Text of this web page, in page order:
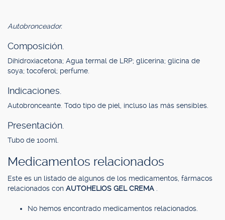
Autobronceador.
Composición.
Dihidroxiacetona; Agua termal de LRP; glicerina; glicina de
soya; tocoferol; perfume.
Indicaciones.
Autobronceante. Todo tipo de piel, incluso las más sensibles.
Presentación.
Tubo de 100ml.
Medicamentos relacionados
Este es un listado de algunos de los medicamentos, fármacos
relacionados con AUTOHELIOS GEL CREMA
No hemos encontrado medicamentos relacionados.